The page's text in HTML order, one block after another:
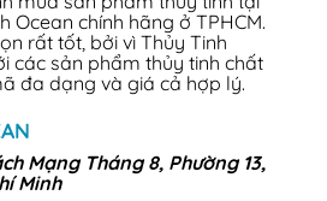
Ocean chính hãng ở TPHCM.
rất tốt, bởi vì Thủy Tinh
các sản phẩm thủy tinh chất
đa dạng và giá cả hợp lý.
Mạng Tháng 8, Phường 13,
Minh